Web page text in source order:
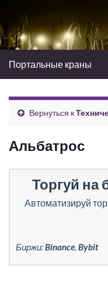
Портальные краны
Вернуться к
Альбатрос
Торгуй на
Автоматизируй
Биржи:Binance, Bybit